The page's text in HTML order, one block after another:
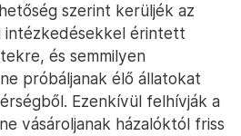
szerint kerüljék az
intézkedésekkel érintett
és semmilyen
próbáljanak élő állatokat
Ezenkívül felhívják a
vásároljanak házalóktól friss